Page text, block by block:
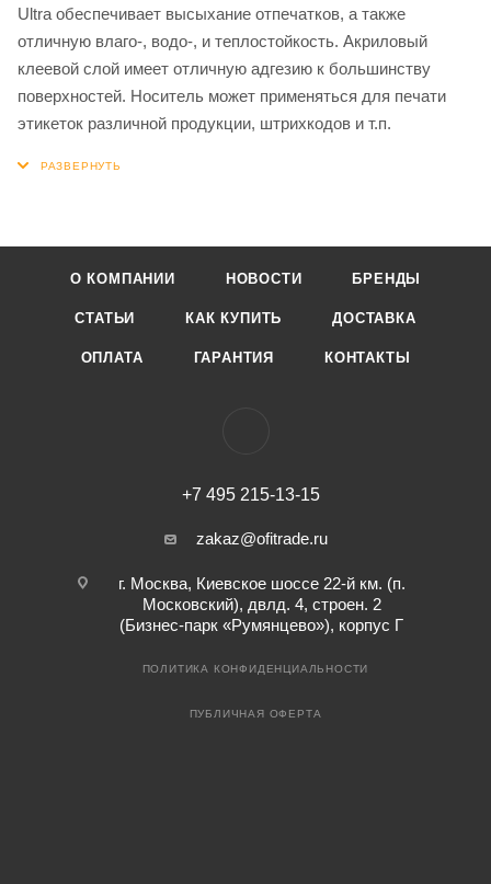
Ultra обеспечивает высыхание отпечатков, а также
отличную влаго-, водо-, и теплостойкость. Акриловый
клеевой слой имеет отличную адгезию к большинству
поверхностей. Носитель может применяться для печати
этикеток различной продукции, штрихкодов и т.п.
О КОМПАНИИ НОВОСТИ БРЕНДЫ
СТАТЬИ КАК КУПИТЬ ДОСТАВКА
ОПЛАТА ГАРАНТИЯ КОНТАКТЫ
+7 495 215-13-15
zakaz@ofitrade.ru
г. Москва, Киевское шоссе 22-й км. (п.
Московский), двлд. 4, строен. 2
(Бизнес-парк «Румянцево»), корпус Г
ПОЛИТИКА КОНФИДЕНЦИАЛЬНОСТИ
ПУБЛИЧНАЯ ОФЕРТА